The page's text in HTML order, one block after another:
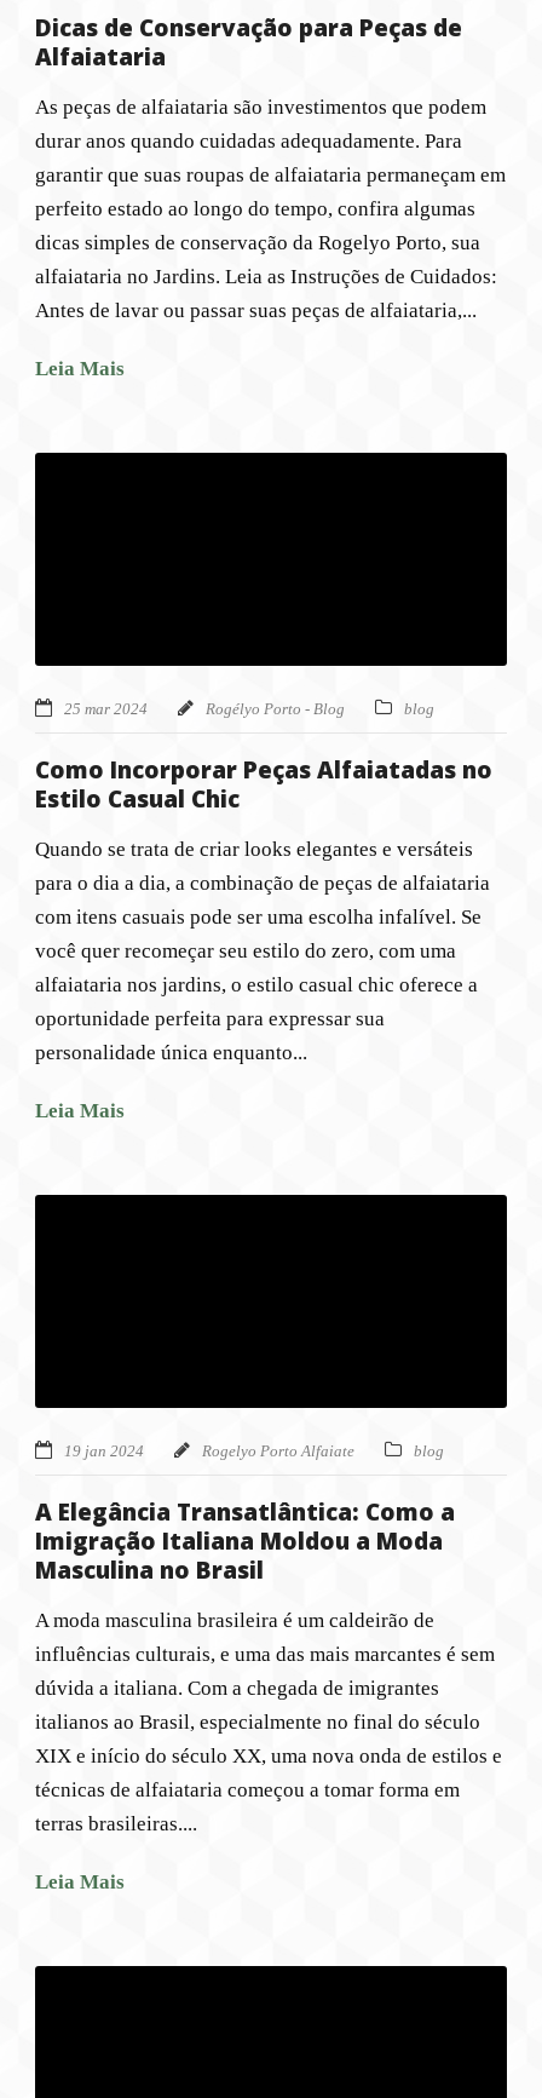
Dicas de Conservação para Peças de
Alfaiataria
As peças de alfaiataria são investimentos que podem
durar anos quando cuidadas adequadamente. Para
garantir que suas roupas de alfaiataria permaneçam em
perfeito estado ao longo do tempo, confira algumas
dicas simples de conservação da Rogelyo Porto, sua
alfaiataria no Jardins. Leia as Instruções de Cuidados:
Antes de lavar ou passar suas peças de alfaiataria,...
Leia Mais
25 mar 2024 Rogélyo Porto - Blog blog
Como Incorporar Peças Alfaiatadas no
Estilo Casual Chic
Quando se trata de criar looks elegantes e versáteis
para o dia a dia, a combinação de peças de alfaiataria
com itens casuais pode ser uma escolha infalível. Se
você quer recomeçar seu estilo do zero, com uma
alfaiataria nos jardins, o estilo casual chic oferece a
oportunidade perfeita para expressar sua
personalidade única enquanto...
Leia Mais
19 jan 2024 Rogelyo Porto Alfaiate blog
A Elegância Transatlântica: Como a
Imigração Italiana Moldou a Moda
Masculina no Brasil
A moda masculina brasileira é um caldeirão de
influências culturais, e uma das mais marcantes é sem
dúvida a italiana. Com a chegada de imigrantes
italianos ao Brasil, especialmente no final do século
XIX e início do século XX, uma nova onda de estilos e
técnicas de alfaiataria começou a tomar forma em
terras brasileiras....
Leia Mais